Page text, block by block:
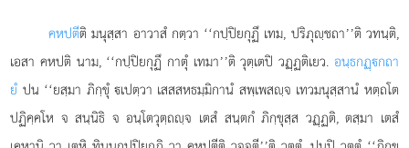
คหปตีติ มนุสฺสา อาวาสํ กตฺวา ‘‘กปฺปิยกุฏึ เทม, ปริภุฺชถา’’ติ วทนฺติ,
เอสา คหปติ นาม, ‘‘กปฺปิยกุฏึ กาตุํ เทมา’’ติ วุตฺเตปิ วฏฺฏติเยว. อนฺธกฏฺกถา
ยํ ปน ‘‘ยสฺมา ภิกฺขุํ เปตฺวา เสสสหธมฺมิกานํ สพฺเพสฺจ เทวมนุสฺสานํ หตฺถโต
ปฏิคฺคโห จ สนฺนิธิ จ อนฺโตวุตฺถฺจ เตสํ สนฺตกํ ภิกฺขุสฺส วฏฺฏติ, ตสฺมา เตสํ